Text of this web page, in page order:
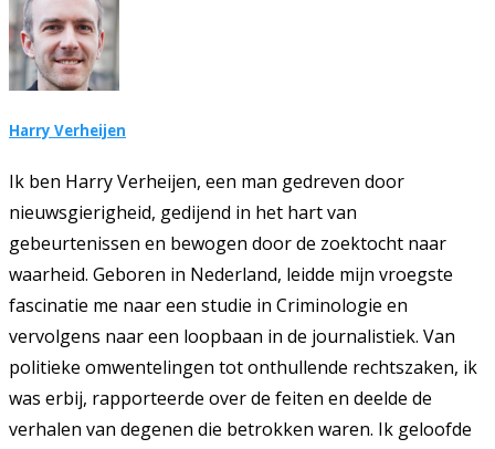
Harry Verheijen
Ik ben Harry Verheijen, een man gedreven door
nieuwsgierigheid, gedijend in het hart van
gebeurtenissen en bewogen door de zoektocht naar
waarheid. Geboren in Nederland, leidde mijn vroegste
fascinatie me naar een studie in Criminologie en
vervolgens naar een loopbaan in de journalistiek. Van
politieke omwentelingen tot onthullende rechtszaken, ik
was erbij, rapporteerde over de feiten en deelde de
verhalen van degenen die betrokken waren. Ik geloofde